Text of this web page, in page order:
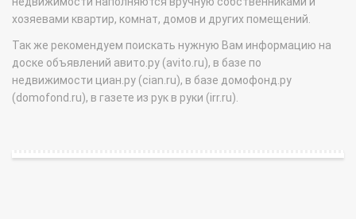
хозяевами квартир, комнат, домов и других помещений.
Так же рекомендуем поискать нужную Вам информацию на
доске объявлений авито.ру (avito.ru), в базе по
недвижимости циан.ру (cian.ru), в базе домофонд.ру
(domofond.ru), в газете из рук в руки (irr.ru).